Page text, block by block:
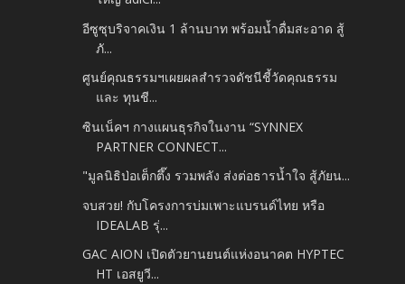
อีซูซุบริจาคเงิน 1 ล้านบาท พร้อมน้ำดื่มสะอาด สู้
ภั...
ศูนย์คุณธรรมฯเผยผลสำรวจดัชนีชี้วัดคุณธรรม
และ ทุนชี...
ซินเน็คฯ กางแผนธุรกิจในงาน “SYNNEX
PARTNER CONNECT...
"มูลนิธิป่อเต็กตึ๊ง รวมพลัง ส่งต่อธารน้ำใจ สู้ภัยน...
จบสวย! กับโครงการบ่มเพาะแบรนด์ไทย หรือ
IDEALAB รุ่...
GAC AION เปิดตัวยานยนต์แห่งอนาคต HYPTEC
HT เอสยูวี...